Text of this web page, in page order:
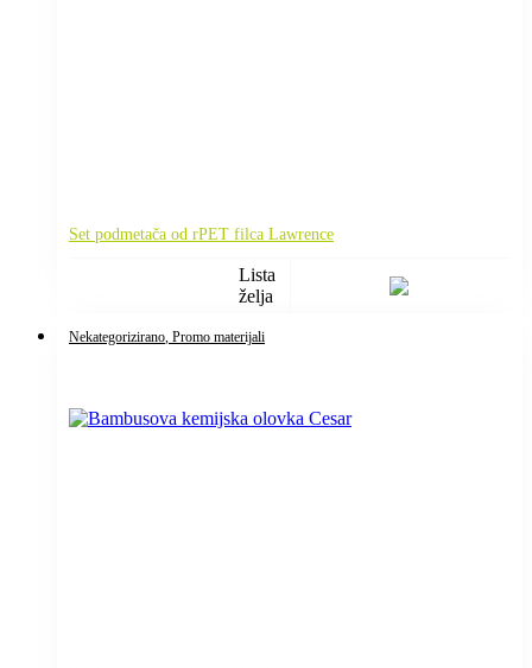
Set podmetača od rPET filca Lawrence
Lista
želja
Nekategorizirano , Promo materijali